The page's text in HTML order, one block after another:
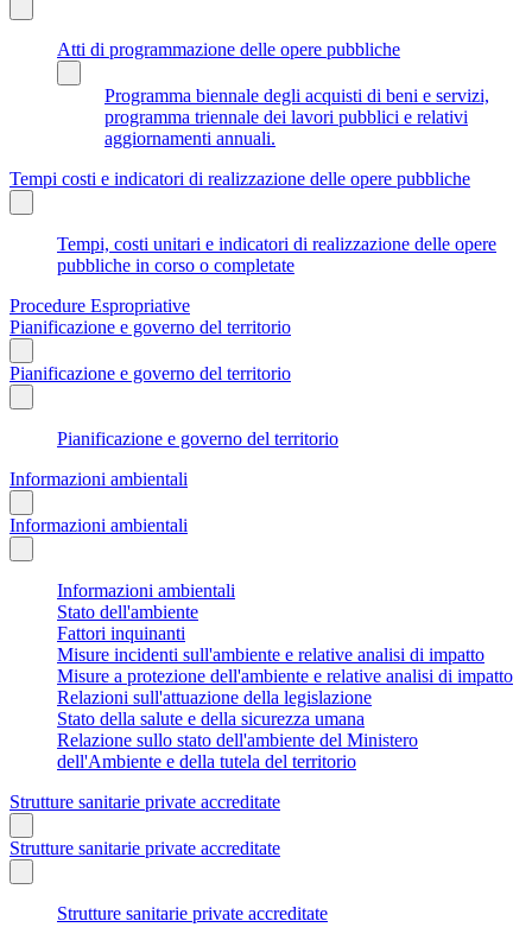
Atti di programmazione delle opere pubbliche
Programma biennale degli acquisti di beni e servizi,
programma triennale dei lavori pubblici e relativi
aggiornamenti annuali.
Tempi costi e indicatori di realizzazione delle opere pubbliche
Tempi, costi unitari e indicatori di realizzazione delle opere
pubbliche in corso o completate
Procedure Espropriative
Pianificazione e governo del territorio
Pianificazione e governo del territorio
Pianificazione e governo del territorio
Informazioni ambientali
Informazioni ambientali
Informazioni ambientali
Stato dell'ambiente
Fattori inquinanti
Misure incidenti sull'ambiente e relative analisi di impatto
Misure a protezione dell'ambiente e relative analisi di impatto
Relazioni sull'attuazione della legislazione
Stato della salute e della sicurezza umana
Relazione sullo stato dell'ambiente del Ministero
dell'Ambiente e della tutela del territorio
Strutture sanitarie private accreditate
Strutture sanitarie private accreditate
Strutture sanitarie private accreditate